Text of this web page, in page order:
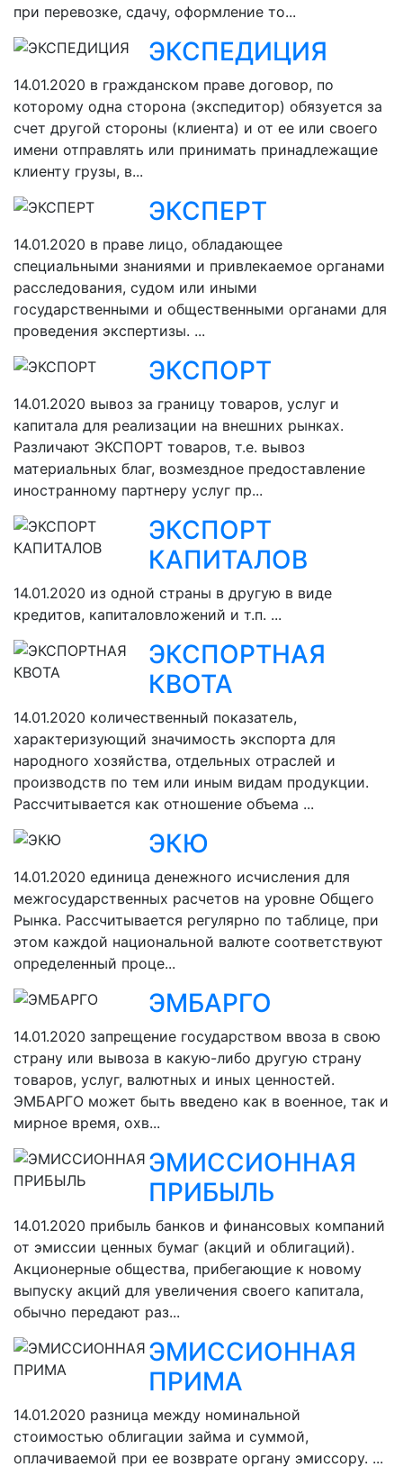
при перевозке, сдачу, оформление то...
ЭКСПЕДИЦИЯ
14.01.2020 в гражданском праве договор, по
которому одна сторона (экспедитор) обязуется за
счет другой стороны (клиента) и от ее или своего
имени отправлять или принимать принадлежащие
клиенту грузы, в...
ЭКСПЕРТ
14.01.2020 в праве лицо, обладающее
специальными знаниями и привлекаемое органами
расследования, судом или иными
государственными и общественными органами для
проведения экспертизы. ...
ЭКСПОРТ
14.01.2020 вывоз за границу товаров, услуг и
капитала для реализации на внешних рынках.
Различают ЭКСПОРТ товаров, т.е. вывоз
материальных благ, возмездное предоставление
иностранному партнеру услуг пр...
ЭКСПОРТ
КАПИТАЛОВ
14.01.2020 из одной страны в другую в виде
кредитов, капиталовложений и т.п. ...
ЭКСПОРТНАЯ
КВОТА
14.01.2020 количественный показатель,
характеризующий значимость экспорта для
народного хозяйства, отдельных отраслей и
производств по тем или иным видам продукции.
Рассчитывается как отношение объема ...
ЭКЮ
14.01.2020 единица денежного исчисления для
межгосударственных расчетов на уровне Общего
Рынка. Рассчитывается регулярно по таблице, при
этом каждой национальной валюте соответствуют
определенный проце...
ЭМБАРГО
14.01.2020 запрещение государством ввоза в свою
страну или вывоза в какую-либо другую страну
товаров, услуг, валютных и иных ценностей.
ЭМБАРГО может быть введено как в военное, так и
мирное время, охв...
ЭМИССИОННАЯ
ПРИБЫЛЬ
14.01.2020 прибыль банков и финансовых компаний
от эмиссии ценных бумаг (акций и облигаций).
Акционерные общества, прибегающие к новому
выпуску акций для увеличения своего капитала,
обычно передают раз...
ЭМИССИОННАЯ
ПРИМА
14.01.2020 разница между номинальной
стоимостью облигации займа и суммой,
оплачиваемой при ее возврате органу эмиссору. ...